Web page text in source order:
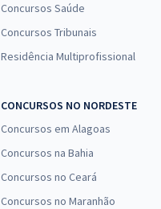
Concursos Saúde
Concursos Tribunais
Residência Multiprofissional
CONCURSOS NO NORDESTE
Concursos em Alagoas
Concursos na Bahia
Concursos no Ceará
Concursos no Maranhão